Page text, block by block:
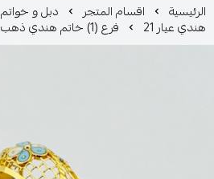
الرئيسية اقسام المتجر دبل و خواتم
هندي عيار 21 فرع (1) خاتم هندي ذهب عيار 21 وزن 2.29 جرام